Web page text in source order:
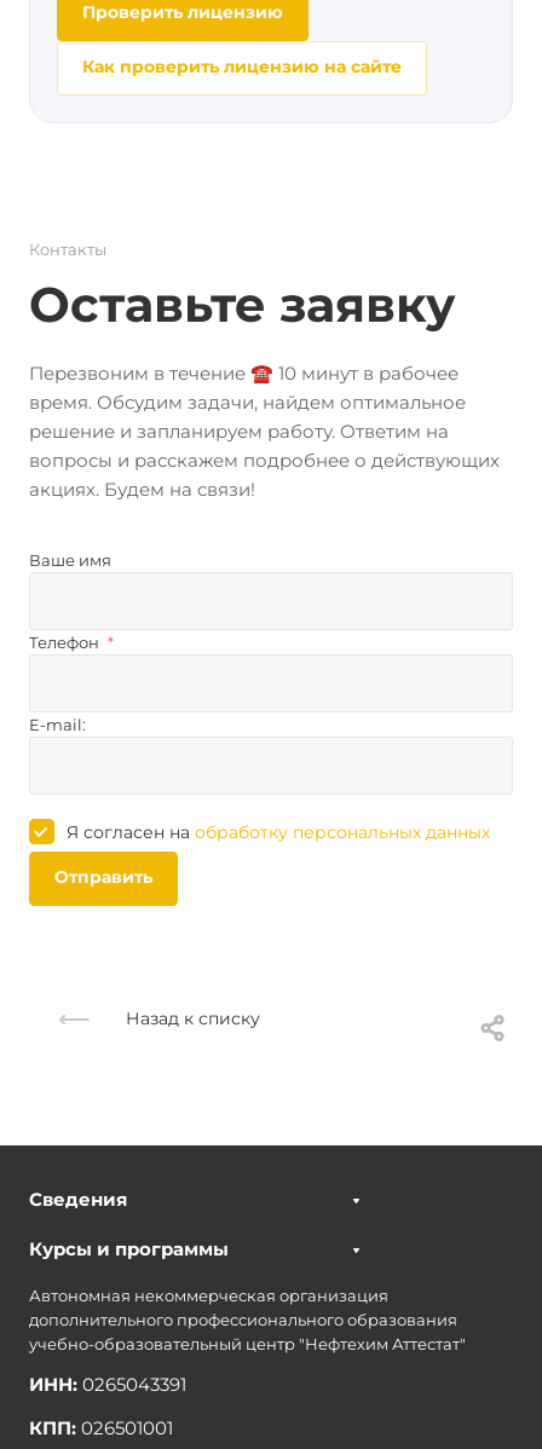
Проверить лицензию
Как проверить лицензию на сайте
Контакты
Оставьте заявку
Перезвоним в течение ☎️ 10 минут в рабочее
время. Обсудим задачи, найдем оптимальное
решение и запланируем работу. Ответим на
вопросы и расскажем подробнее о действующих
акциях. Будем на связи!
Ваше имя
Телефон *
E-mail:
Я согласен на обработку персональных данных
Отправить
Назад к списку
Сведения
Курсы и программы
Автономная некоммерческая организация
дополнительного профессионального образования
учебно-образовательный центр "Нефтехим Аттестат"
ИНН: 0265043391
КПП: 026501001